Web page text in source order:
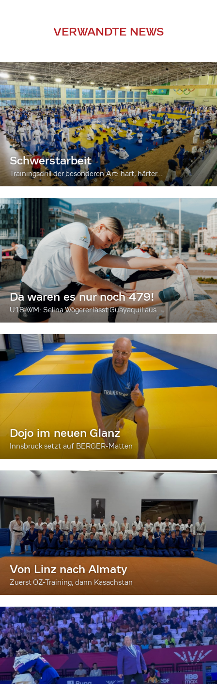
VERWANDTE NEWS
Schwerstarbeit
Trainingsdrill der besonderen Art: hart, härter...
Da waren es nur noch 479!
U18-WM: Selina Wögerer lässt Guayaquil aus
Dojo im neuen Glanz
Innsbruck setzt auf BERGER-Matten
Von Linz nach Almaty
Zuerst OZ-Training, dann Kasachstan